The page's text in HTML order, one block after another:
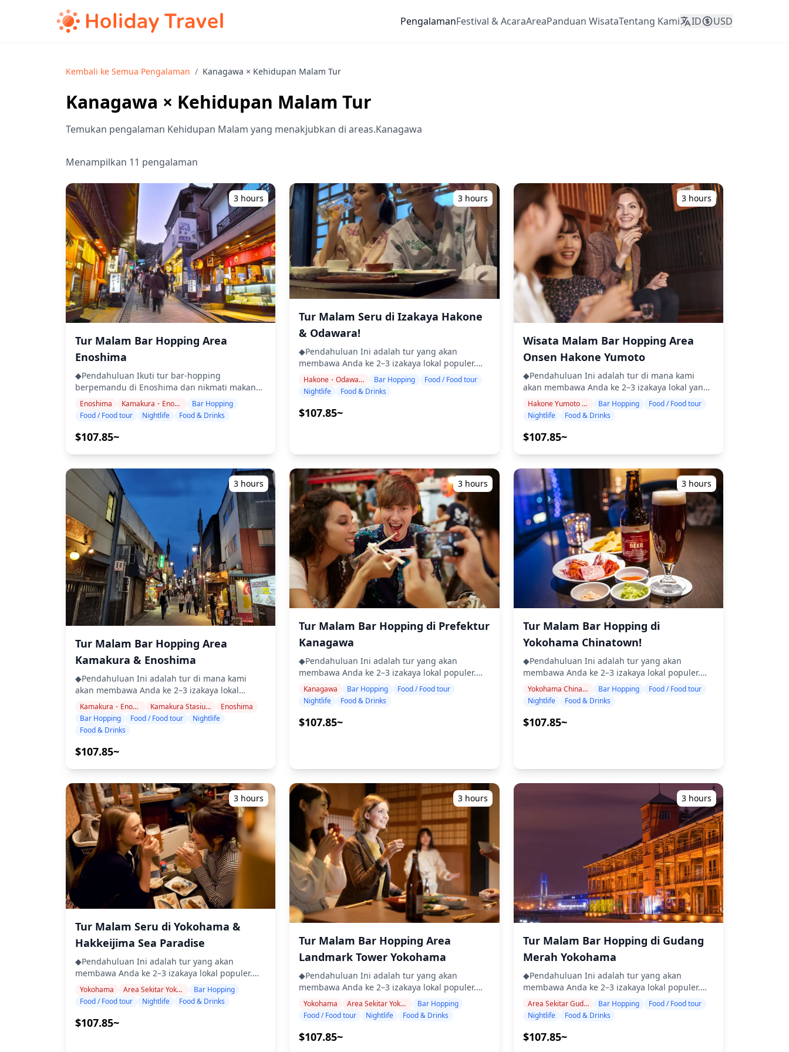
PengalamanFestival & AcaraAreaPanduan WisataTentang Kami ID USD
Kembali ke Semua Pengalaman / Kanagawa × Kehidupan Malam Tur
Kanagawa × Kehidupan Malam Tur
Temukan pengalaman Kehidupan Malam yang menakjubkan di areas.Kanagawa
Menampilkan 11 pengalaman
3 hours
Tur Malam Bar Hopping Area
Enoshima
◆Pendahuluan Ikuti tur bar-hopping
berpemandu di Enoshima dan nikmati makanan
serta minuman lokal. Enoshima menawarkan
berbagai area untuk dijelajahi: pulau itu sendiri
terkenal dengan hidangan shirasu (teri putih)
dan makanan laut segar di siang hari, tetapi
pilihan kehidupan malam yang terbatas. Untuk
bar hopping atau menikmati minuman di
malam hari, area di sekitar Stasiun Katase-
Enoshima dan Stasiun Fujisawa sangat
direkomendasikan, di mana Anda dapat
menemukan izakaya dan bar kecil yang sering
dikunjungi oleh penduduk setempat dalam
suasana yang nyaman. ・Kunjungi 2–3 izakaya
atau bar di area pilihan Anda di Enoshima ・
Nikmati ketenangan pikiran dengan pemandu
yang ramah, bahkan di tempat-tempat yang
mungkin tidak menggunakan Bahasa Inggris ・
Tur kelompok kecil memastikan pengalaman
yang lebih pribadi dan otentik ◆Termasuk ・2
minuman di setiap 3 tempat (total 6 minuman)
makanan khas lokal ・Kunjungi 2–3 tempat —
seperti warung makan, izakaya, atau bar —
Termasuk ・Penjemputan dan pengantaran
hotel ・Tip ・Biaya transportasi ・Minuman
atau makanan tambahan yang tidak termasuk
dalam biaya tur ・Pengeluaran pribadi atau
belanja ◆Info Tambahan ・Jumlah maksimum
anak harus didampingi oleh orang dewasa. ・
・Harap diperhatikan bahwa makanan
disiapkan di dapur yang terpisah dari Holiday
Travel, jadi kami tidak dapat menjamin
makanan bebas alergi atau mengakomodasi
batasan diet. ◆Enoshima – Makanan &
Kehidupan Malam Enoshima adalah tujuan
pulau populer yang dikelilingi oleh laut, ramai
di siang hari dengan pengunjung yang mencari
makanan laut segar dan hidangan shirasu (teri
putih) yang terkenal. Di sepanjang jalan
menuju kuil, Anda akan menemukan banyak
seperti mangkuk shirasu, makanan laut bakar,
dan kerupuk nasi gurita, sehingga
memudahkan untuk menikmati jalan-jalan dan
bersantap sekaligus. Namun, di malam hari,
pulau itu sendiri menjadi sepi, dengan hanya
sejumlah restoran yang buka. Untuk bar
hopping atau menikmati minuman di malam
dan Stasiun Fujisawa sangat direkomendasikan,
Enoshima Kamakura・Enoshima
Bar Hopping
Food / Food tour
Nightlife Food & Drinks
$107.85~
3 hours
Tur Malam Seru di Izakaya Hakone
& Odawara!
◆Pendahuluan Ini adalah tur yang akan
membawa Anda ke 2–3 izakaya lokal populer.
Bersantai dan nikmati makanan serta minuman
khas daerah dengan santai. Cukup bawa uang
tunai, dan serahkan sisanya kepada kami. Mari
berbagi pengalaman lokal yang tak terlupakan
pemandu yang ramah, bahkan di tempat-
tempat yang mungkin tidak menggunakan
Bahasa Inggris ・Tur kelompok kecil
memastikan pengalaman yang lebih pribadi
dan otentik ◆Termasuk ・Sekitar 6 minuman
secara total ・Makan malam: hidangan izakaya
dan makanan khas lokal ・Kunjungi 2–3 tempat
— seperti warung makan, izakaya, atau bar —
bersama dengan pemandu lokal ◆Tidak
Termasuk ・Penjemputan dan pengantaran
hotel ・Tip ・Biaya transportasi ・Minuman
atau makanan tambahan yang tidak termasuk
dalam biaya tur ・Pengeluaran pribadi atau
belanja ◆Info Tambahan ・Jumlah maksimum
peserta untuk tur ini adalah 8 orang. ・Anak-
anak harus didampingi oleh orang dewasa. ・
Alkohol hanya disajikan kepada peserta yang
berusia 20 tahun ke atas (usia minum legal di
Jepang). ・Harap diperhatikan bahwa makanan
disiapkan di dapur yang terpisah dari Holiday
Travel, jadi kami tidak dapat menjamin
makanan bebas alergi atau mengakomodasi
batasan diet. ◆Hakone dan Odawara – Makanan
& Kehidupan Malam Area Hakone dan Odawara
berjalan-jalan melalui kota-kota sumber air
panas dan jalan-jalan, sementara di malam hari
suasana keseluruhan menjadi tenang dan
santai. Di sekitar Stasiun Odawara, Anda akan
menemukan kelompok izakaya dan restoran,
sehingga memungkinkan untuk menikmati bar
hopping di dua atau tiga tempat dalam jarak
berjalan kaki. Pilihannya berkisar dari izakaya
tradisional yang sering dikunjungi oleh
penduduk setempat hingga bar makan modern,
yang menawarkan pengalaman kehidupan
malam yang meriah. Sebaliknya, di kota-kota
sumber air panas Hakone, lebih umum untuk
makan dan minum di dalam akomodasi ryokan,
dan pilihan untuk mengunjungi beberapa
izakaya terbatas. Bagi wisatawan yang ingin
menggabungkan jalan-jalan dengan bar
hopping, area Odawara sangat
direkomendasikan. Kami dapat membantu
Anda, jadi jangan ragu untuk menghubungi
dan bergabung dengan kami untuk malam
yang tak terlupakan. ![]
(https://assets.hldycdn.com/a87a8576-f589-
Hakone・Odawara Bar Hopping
Food / Food tour
Nightlife
Food & Drinks
$107.85~
3 hours
Wisata Malam Bar Hopping Area
Onsen Hakone Yumoto
◆Pendahuluan Ini adalah tur di mana kami
akan membawa Anda ke 2–3 izakaya lokal yang
populer. Bersantai dan nikmati makanan dan
minuman daerah dengan santai. Cukup bawa
uang tunai, dan serahkan sisanya kepada kami.
Mari berbagi pengalaman lokal yang tak
Onsen Hakone Yumoto (tur tidak mencakup
semua area Hakone) ・Nikmati ketenangan
pikiran dengan pemandu yang ramah, bahkan
di tempat-tempat di mana bahasa Inggris
mungkin tidak digunakan ・Tur kelompok kecil
memastikan pengalaman yang lebih pribadi
dan otentik ◆Termasuk ・Sekitar 6 minuman
total ・Makan malam: hidangan izakaya dan
makanan khas lokal ・Kunjungi 2–3 tempat —
seperti warung makan, izakaya, atau bar —
bersama dengan pemandu lokal ◆Tidak
Termasuk ・Penjemputan dan pengantaran
hotel ・Tip ・Biaya transportasi ・Minuman
atau makanan tambahan yang tidak termasuk
dalam biaya tur ・Pengeluaran pribadi atau
belanja ◆Info Tambahan ・Jumlah maksimum
peserta untuk tur ini adalah 8 orang. ・Anak-
anak harus didampingi oleh orang dewasa. ・
Alkohol hanya disajikan untuk peserta berusia
20 tahun ke atas (usia minum legal di Jepang).
・Harap dicatat bahwa makanan disiapkan di
dapur yang terpisah dari Holiday Travel, jadi
kami tidak dapat menjamin makanan bebas
alergi atau mengakomodasi batasan diet.
menginap. Pada siang hari, pengunjung
menikmati berjalan-jalan melalui kota sumber
air panas, menjelajahi toko-toko suvenir, dan
mencicipi makanan jalanan, sementara di
malam hari suasananya menjadi lebih tenang,
mengungkapkan pesona tenang dari kota
onsen tradisional. Di sekitar Stasiun Hakone-
Yumoto, Anda akan menemukan sejumlah
izakaya dan tempat makan, sehingga
memungkinkan untuk menikmati bar hopping
di sekitar dua tempat dalam jarak berjalan kaki.
Namun, tidak seperti di kota-kota besar, tempat-
padat, dan beberapa mungkin tutup relatif
awal. Jika Anda ingin menikmati bar hopping di
sini, sebaiknya putuskan tempat yang ingin
Anda kunjungi terlebih dahulu. Bagi mereka
yang tertarik dengan bar hopping di area ini,
dahulu, termasuk tanggal pilihan Anda.
Hakone Yumoto Onsen Bar Hopping
Food / Food tour
Nightlife
Food & Drinks
$107.85~
3 hours
Tur Malam Bar Hopping Area
Kamakura & Enoshima
◆Pendahuluan Ini adalah tur di mana kami
akan membawa Anda ke 2–3 izakaya lokal
populer. Bersantai dan nikmati makanan dan
minuman daerah dengan santai. Cukup bawa
uang tunai, dan serahkan sisanya kepada kami.
terlupakan bersama! ・Pilih area pilihan Anda:
semua area) ・Nikmati ketenangan pikiran
dengan pemandu yang ramah, bahkan di
tempat-tempat di mana bahasa Inggris
mungkin tidak digunakan ・Tur kelompok kecil
memastikan pengalaman yang lebih pribadi
dan otentik ◆Termasuk ・Sekitar 6 minuman
total ・Makan malam: hidangan izakaya dan
makanan khas lokal ・Kunjungi 2–3 tempat —
seperti warung makan, izakaya, atau bar —
bersama dengan pemandu lokal ◆Tidak
hotel ・Tip ・Biaya transportasi ・Minuman
dalam biaya tur ・Pengeluaran pribadi atau
belanja ◆Info Tambahan ・Jumlah maksimum
peserta untuk tur ini adalah 8 orang. ・Anak-
anak harus didampingi oleh orang dewasa. ・
Alkohol hanya disajikan untuk peserta berusia
20 tahun ke atas (usia minum legal di Jepang).
・Harap perhatikan bahwa makanan disiapkan
di dapur yang terpisah dari Holiday Travel, jadi
kami tidak dapat menjamin makanan bebas
alergi atau mengakomodasi batasan diet.
Kamakura・Enoshima Kamakura Stasiun Timur・Komachi-dori (Tsuruoka Hachimangu)
Enoshima
Bar Hopping
Food / Food tour
Nightlife
Food & Drinks
$107.85~
3 hours
Tur Malam Bar Hopping di Prefektur
Kanagawa
◆Pendahuluan Ini adalah tur yang akan
membawa Anda ke 2–3 izakaya lokal populer.
Bersantai dan nikmati makanan dan minuman
daerah dengan santai. Cukup bawa uang tunai,
dan serahkan sisanya kepada kami. Mari
berbagi pengalaman lokal yang tak terlupakan
・Nikmati ketenangan pikiran dengan
tempat yang mungkin tidak menggunakan
Bahasa Inggris ・Tur kelompok kecil
memastikan pengalaman yang lebih pribadi
dan otentik ◆Termasuk ・Sekitar 6 minuman
total ・Makan malam: hidangan izakaya dan
makanan khas lokal ・Kunjungi 2–3 tempat —
seperti warung makan, izakaya, atau bar —
bersama dengan pemandu lokal ◆Tidak
Termasuk ・Penjemputan dan pengantaran
hotel ・Tip ・Biaya transportasi ・Minuman
atau makanan tambahan yang tidak termasuk
dalam biaya tur ・Pengeluaran pribadi atau
peserta untuk tur ini adalah 8 orang. ・Anak-
anak harus didampingi oleh orang dewasa. ・
20 tahun ke atas (usia minum legal di Jepang).
・Harap diperhatikan bahwa makanan
disiapkan di dapur yang terpisah dari Holiday
Travel, jadi kami tidak dapat menjamin
batasan diet. ◆Kanagawa – Makanan &
Kanagawa Bar Hopping
Food / Food tour
Nightlife
Food & Drinks
$107.85~
3 hours
Tur Malam Bar Hopping di
Yokohama Chinatown!
◆Pendahuluan Ini adalah tur yang akan
membawa Anda ke 2–3 izakaya lokal populer.
Bersantai dan nikmati makanan dan minuman
daerah dengan santai. Cukup bawa uang tunai,
dan serahkan sisanya kepada kami. Mari
berbagi pengalaman lokal yang tak terlupakan
Nikmati ketenangan pikiran dengan pemandu
mungkin tidak menggunakan Bahasa Inggris ・
Tur kelompok kecil memastikan pengalaman
yang lebih pribadi dan otentik ◆Termasuk ・
Sekitar 6 minuman total ・Makan malam:
hidangan izakaya dan makanan khas lokal ・
Kunjungi 2–3 tempat — seperti warung makan,
izakaya, atau bar — bersama dengan pemandu
lokal ◆Tidak Termasuk ・Penjemputan dan
pengantaran hotel ・Tip ・Biaya transportasi ・
Minuman atau makanan tambahan yang tidak
termasuk dalam biaya tur ・Pengeluaran
pribadi atau belanja ◆Info Tambahan ・Jumlah
orang. ・Anak-anak harus didampingi oleh
orang dewasa. ・Alkohol hanya disajikan untuk
legal di Jepang). ・Harap diperhatikan bahwa
makanan disiapkan di dapur yang terpisah dari
Holiday Travel, jadi kami tidak dapat menjamin
makanan bebas alergi atau mengakomodasi
Motomachi, Taman Yamashita – Makanan &
Yokohama Chinatown, Motomachi, Yamashita Park Bar Hopping
Food / Food tour
Nightlife
Food & Drinks
$107.85~
3 hours
Tur Malam Seru di Yokohama &
Hakkeijima Sea Paradise
◆Pendahuluan Ini adalah tur yang akan
membawa Anda ke 2–3 izakaya lokal populer.
Bersantai dan nikmati makanan serta minuman
khas daerah dengan santai. Cukup bawa uang
tunai, dan serahkan sisanya kepada kami. Mari
berbagi pengalaman lokal yang tak terlupakan
Yokohama Area Sekitar Yokohama Hakkeijima Sea Paradise
Bar Hopping
Food / Food tour
Nightlife Food & Drinks
$107.85~
3 hours
Tur Malam Bar Hopping Area
Landmark Tower Yokohama
◆Pendahuluan Ini adalah tur yang akan
membawa Anda ke 2–3 izakaya lokal populer.
Bersantai dan nikmati makanan dan minuman
daerah dengan santai. Cukup bawa uang tunai,
dan serahkan sisanya kepada kami. Mari
berbagi pengalaman lokal yang tak terlupakan
Yokohama Area Sekitar Yokohama Landmark Tower
Bar Hopping
Food / Food tour
Nightlife Food & Drinks
$107.85~
3 hours
Tur Malam Bar Hopping di Gudang
Merah Yokohama
◆Pendahuluan Ini adalah tur yang akan
membawa Anda ke 2–3 izakaya lokal populer.
Bersantai dan nikmati makanan dan minuman
daerah dengan santai. Cukup bawa uang tunai,
dan serahkan sisanya kepada kami. Mari
berbagi pengalaman lokal yang tak terlupakan
Area Sekitar Gudang Merah Yokohama Bar Hopping
Food / Food tour
Nightlife
Food & Drinks
$107.85~